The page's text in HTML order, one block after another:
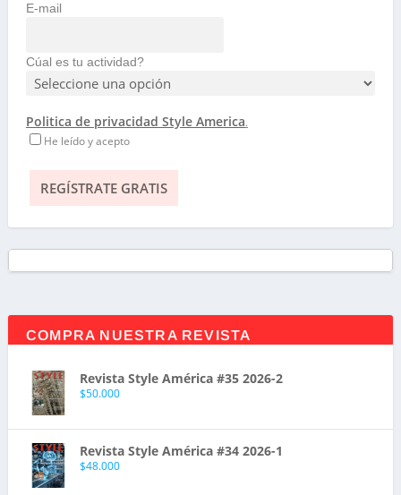
E-mail
Cúal es tu actividad?
Politica de privacidad Style America.
He leído y acepto
COMPRA NUESTRA REVISTA
Revista Style América #35 2026-2
$50.000
Revista Style América #34 2026-1
$48.000